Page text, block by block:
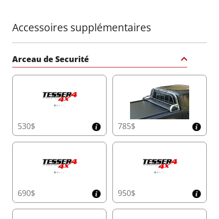
Intégration Avancée de l'Application avec
Mises à Jour Futuristes
avec son application mobile intuitive. Profitez
gérez plusieurs unités Tessera Roll+ dans votre
flotte, personnalisez les paramètres des
lumières LED, surveillez les cycles de
fonctionnement, associez de nouvelles
télécommandes et accédez à des guides
détaillés étape par étape, tout à portée de main.
Restez à jour avec des mises à jour logicielles
fluides via le tableau de contrôle IA, garantissant
dernières fonctionnalités, comme un
smartphone.
Fonctionnalité de Secours Inégalée
Le Tessera Roll+ est la seule couverture
Accessoires supplémentaires
Arceau de Securité
530$ 785$
690$ 950$